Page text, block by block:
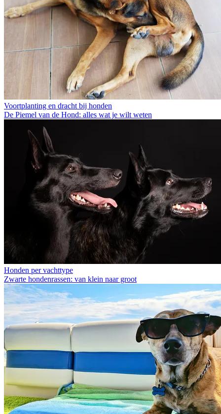
Voortplanting en dracht bij honden
De Piemel van de Hond: alles wat je wilt weten
Honden per vachttype
Zwarte hondenrassen: van klein naar groot